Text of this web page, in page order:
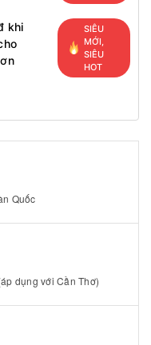
khi
SIÊU
MỚI,
SIÊU
HOT
Quốc
dụng với Cần Thơ)